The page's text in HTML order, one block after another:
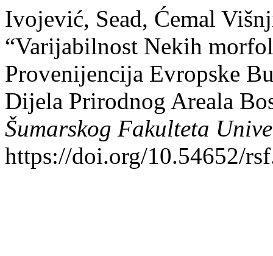
Ivojević, Sead, Ćemal
“Varijabilnost Nekih
Provenijencija Evropske
Dijela Prirodnog Areala
Šumarskog Fakulteta
https://doi.org/10.54652/